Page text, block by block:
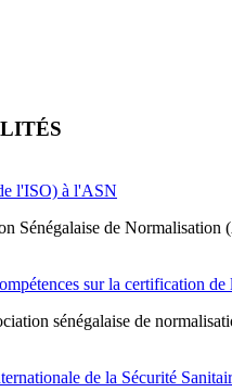
l'ISO) à l'ASN
Sénégalaise de
sur la certification de
sénégalaise de
de la Sécurité